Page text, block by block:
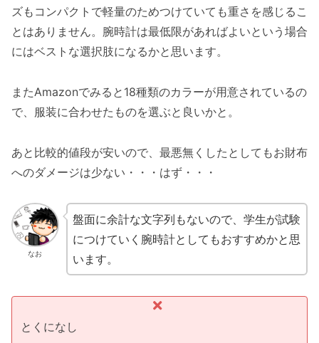
ズもコンパクトで軽量のためつけていても重さを感じるこ
とはありません。腕時計は最低限があればよいという場合
にはベストな選択肢になるかと思います。
またAmazonでみると18種類のカラーが用意されているの
で、服装に合わせたものを選ぶと良いかと。
あと比較的値段が安いので、最悪無くしたとしてもお財布
へのダメージは少ない・・・はず・・・
なお
盤面に余計な文字列もないので、学生が試験
につけていく腕時計としてもおすすめかと思
います。
とくになし